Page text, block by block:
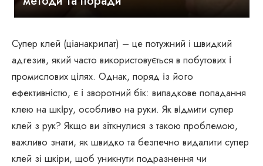
Супер клей (ціанакрилат) – це потужний і швидкий
адгезив, який часто використовується в побутових і
промислових цілях. Однак, поряд із його
ефективністю, є і зворотний бік: випадкове попадання
клею на шкіру, особливо на руки. Як відмити супер
клей з рук? Якщо ви зіткнулися з такою проблемою,
важливо знати, як швидко та безпечно видалити супер
клей зі шкіри, щоб уникнути подразнення чи